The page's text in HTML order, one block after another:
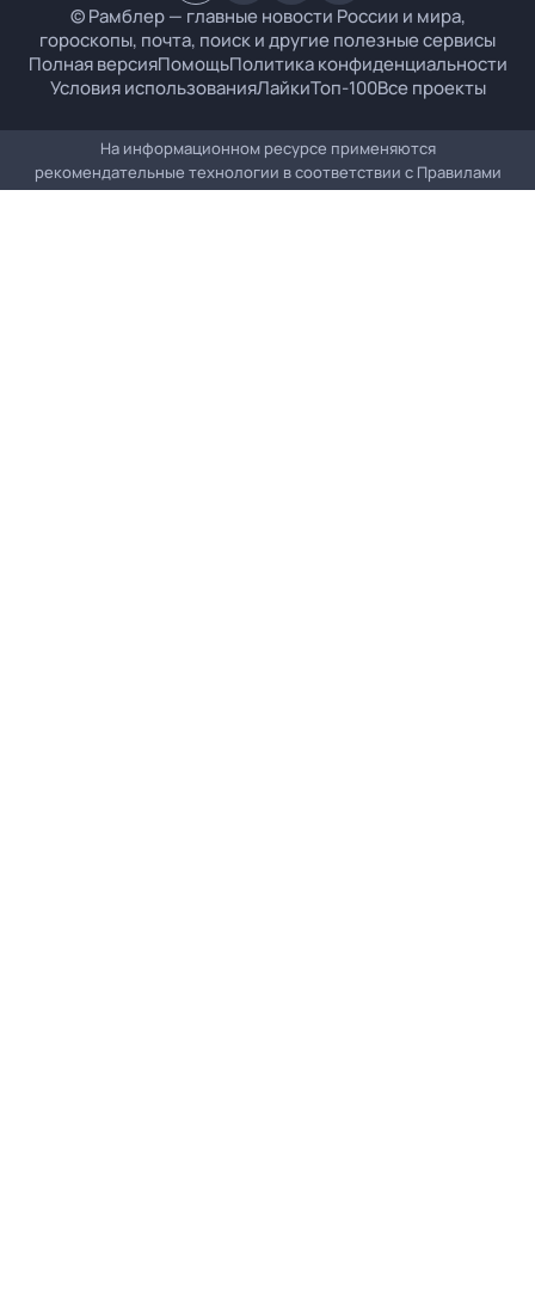
© Рамблер — главные новости России и мира,
гороскопы, почта, поиск и другие полезные сервисы
Полная версияПомощьПолитика конфиденциальности
Условия использованияЛайкиТоп-100Все проекты
На информационном ресурсе применяются
рекомендательные технологии в соответствии с Правилами